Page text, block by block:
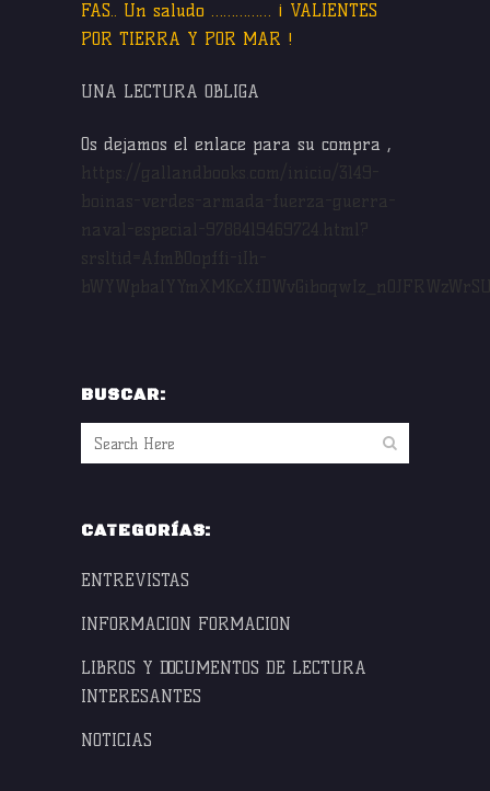
FAS.. Un saludo …………… ¡ VALIENTES
POR TIERRA Y POR MAR !
UNA LECTURA OBLIGA
Os dejamos el enlace para su compra ,
BUSCAR:
CATEGORÍAS:
ENTREVISTAS
INFORMACION FORMACION
LIBROS Y DOCUMENTOS DE LECTURA
INTERESANTES
NOTICIAS